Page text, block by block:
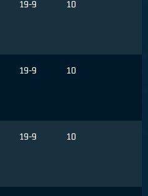
19-9 10
19-9 10
19-9 10